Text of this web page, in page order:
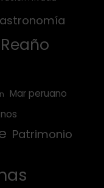
Mar peruano
Patrimonio